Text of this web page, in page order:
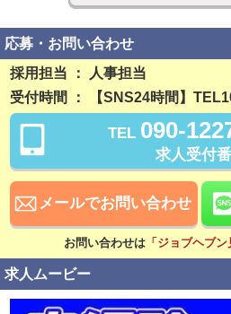
完全週休2日制
社員登用制度あり
勤務開始日相談可
稼ぎ方
前払い可
待遇
社会保険完備
寮・社宅あり
こだわり
応募・お問い合わせ
採用担当 ： 人事担当
受付時間 ： 【SNS24時間】
TEL 090-
求人受付
メールでお問い合わせ
お問い合わせは 「ジョブヘブン
求人ムービー